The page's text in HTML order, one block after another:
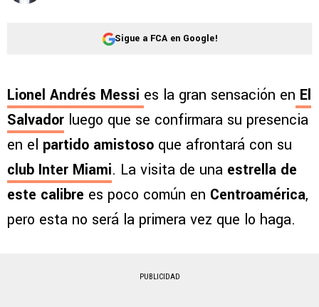
Sigue a FCA en Google!
Lionel Andrés Messi es la gran sensación en El
Salvador luego que se confirmara su presencia
en el partido amistoso que afrontará con su
club Inter Miami. La visita de una estrella de
este calibre es poco común en Centroamérica,
pero esta no será la primera vez que lo haga.
PUBLICIDAD